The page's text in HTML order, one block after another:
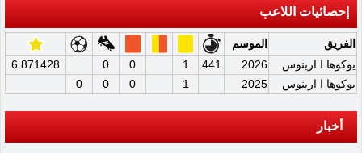
إحصائيات اللاعب
الفريق
الموسم
يوكوها ا ارينوس
2026
441
1
0
0
6.871428
يوكوها ا ارينوس
2025
1
0
0
0
أخبار